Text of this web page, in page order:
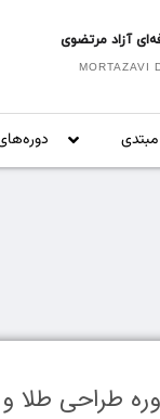
آزاد مرتضوی
MORTAZAVI
طراحی طلا و